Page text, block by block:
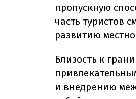
пропускную
часть туристов
развитию
Близость к
и внедрению